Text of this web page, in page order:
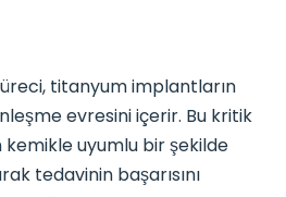
titanyum implantların
evresini içerir. Bu kritik
uyumlu bir şekilde
tedavinin başarısını